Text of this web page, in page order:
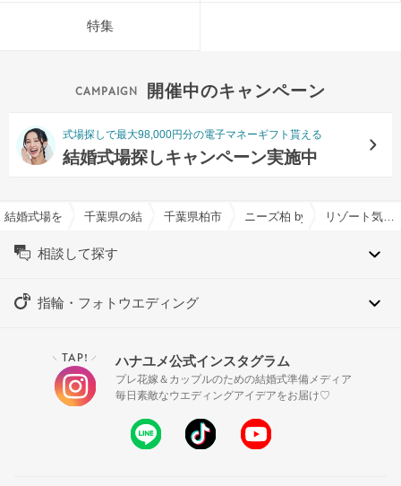
特集
開催中のキャンペーン
式場探しで最大98,000円分の電子マネーギフト貰える
結婚式場探しキャンペーン実施中
結婚式場を探すならハナユメ
千葉県の結婚式場一覧千葉県柏市の結婚式場一覧
ニーズ柏 by T&G
相談して探す
指輪・フォトウエディング
＼ TAP! ／ ハナユメ公式インスタグラム
プレ花嫁＆カップルのための結婚式準備メディア
毎日素敵なウエディングアイデアをお届け♡